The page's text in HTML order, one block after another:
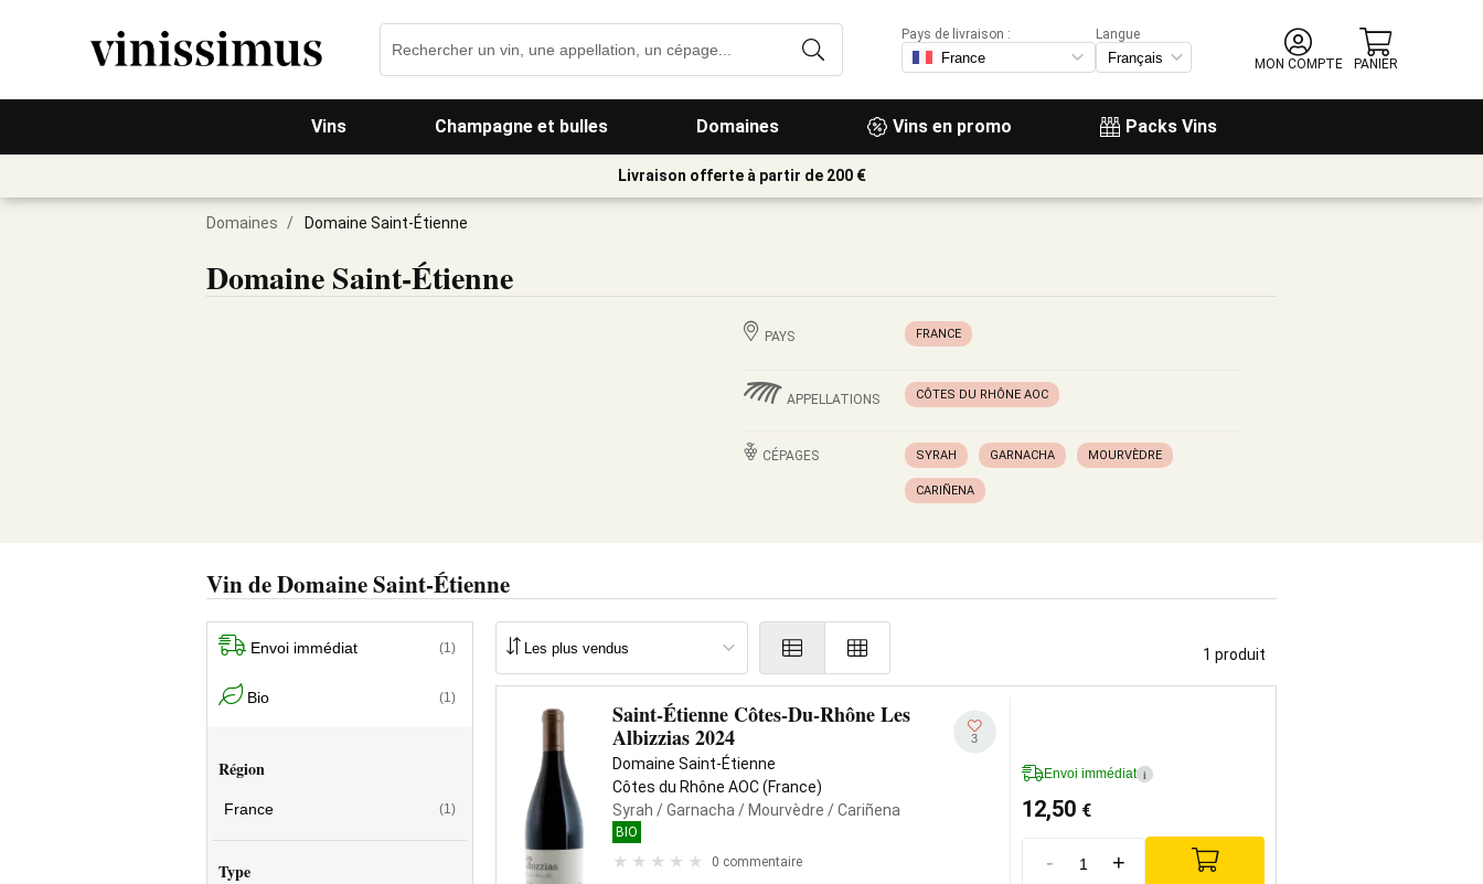
Vins Champagne et bulles Domaines Vins en promo Packs Vins
Pays de livraison :
Langue
MON COMPTE
PANIER
Livraison offerte à partir de 200 €
Domaines / Domaine Saint-Étienne
Domaine Saint-Étienne
PAYS FRANCE
APPELLATIONS CÔTES DU RHÔNE AOC
CÉPAGES SYRAH GARNACHA MOURVÈDRE
CARIÑENA
Vin de Domaine Saint-Étienne
Envoi immédiat (1)
Bio (1)
Région
France (1)
Type
1 produit
Saint-Étienne Côtes-Du-Rhône Les
Albizzias 2024
Domaine Saint-Étienne
Côtes du Rhône AOC (France)
Syrah / Garnacha / Mourvèdre / Cariñena
BIO
0 commentaire
3
Envoi immédiat i
12,50 €
- +